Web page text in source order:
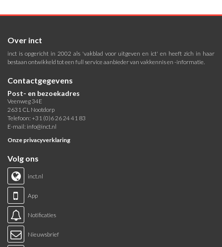
Over inct
inct is opgericht in 2002 als 'vakblad voor uitgeven en ict' en heeft zich in haar
bestaan ontwikkeld tot een full service aanbieder van vakkennis en -informatie.
Contactgegevens
Post- en bezoekadres
Veenweg 34E
2631 CL Nootdorp
Telefoon: +31 (0)6 26 24 41 83
E-mail: info@inct.nl
Onze privacyverklaring
Volg ons
inct.nl
App
Notificaties
Nieuwsbrief